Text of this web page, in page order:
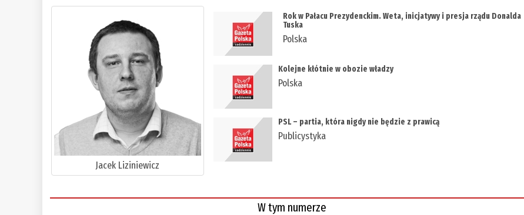
Jacek Liziniewicz
Rok w Pałacu Prezydenckim. Weta, inicjatywy i presja rządu Donalda
Tuska
Polska
Kolejne kłótnie w obozie władzy
Polska
PSL – partia, która nigdy nie będzie z prawicą
Publicystyka
W tym numerze